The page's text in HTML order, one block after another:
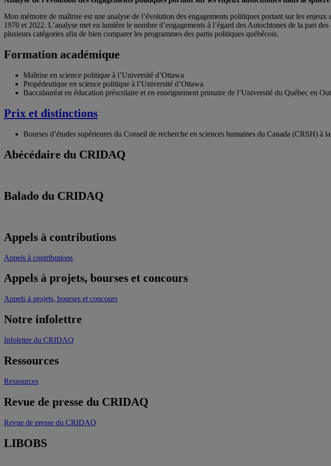
Mon mémoire de maîtrise est une analyse de l’évolution des engagements politiques portant sur les
1970 et 2022. L’analyse met en lumière le nombre d’engagements à l’égard des Autochtones de la part
plusieurs catégories afin de bien comparer les programmes des partis politiques québécois.
Formation académique
Maîtrise en science politique à l’Université d’Ottawa
Propédeutique en science politique à l’Université d’Ottawa
Baccalauréat en éducation préscolaire et en enseignement primaire de l’Université du Québec en
Prix et distinctions
Bourses d’études supérieures du Conseil de recherche en sciences humaines du Canada (CRSH) à
Abécédaire du CRIDAQ
Balado du CRIDAQ
Appels à contributions
Appels à contributions
Appels à projets, bourses et concours
Appels à projets, bourses et concours
Notre infolettre
Infolettre du CRIDAQ
Ressources
Ressources
Revue de presse du CRIDAQ
Revue de presse du CRIDAQ
LIBOBS